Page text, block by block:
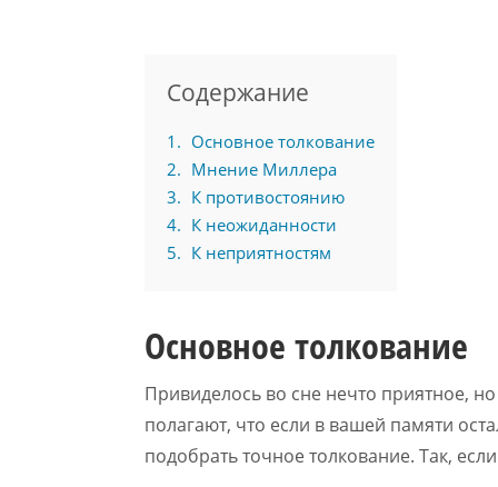
Содержание
1
Основное толкование
2
Мнение Миллера
3
К противостоянию
4
К неожиданности
5
К неприятностям
Основное толкование
Привиделось во сне нечто приятное,
полагают, что если в вашей памяти
подобрать точное толкование. Так,